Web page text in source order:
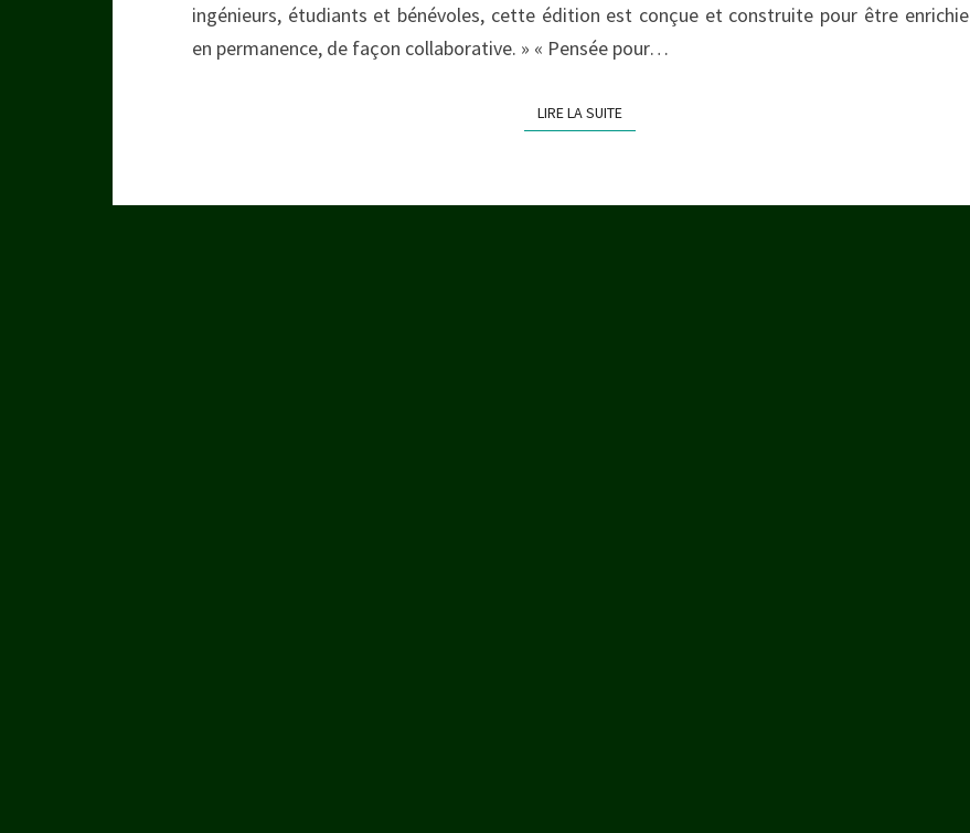
ingénieurs, étudiants et bénévoles, cette édition est conçue et construite pour être enrichie
en permanence, de façon collaborative. » « Pensée pour…
LIRE LA SUITELIRE LA SUITE